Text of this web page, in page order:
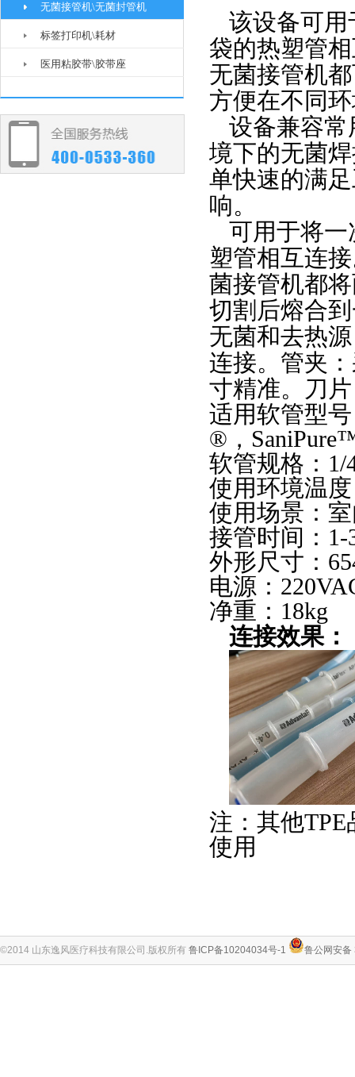
无菌接管机\无菌封管机
标签打印机\耗材
医用粘胶带\胶带座
该设备可用
袋的热塑管
无菌接管机
方便在不同
设备兼容常
境下的无菌
单快速的满
响。
可用于将一
塑管相互连
菌接管机都
切割后熔合
无菌和去热
连接。管夹
寸精准。刀
适用软管型号
®，
软管规格：1/
使用环境温
使用场景：
接管时间：1-
外形尺寸：
电源：
净重：18kg
连接效果：
注：其他
使用
©2014 山东逸风医疗科技有限公司.版权所有 鲁ICP备10204034号-1 鲁公网安